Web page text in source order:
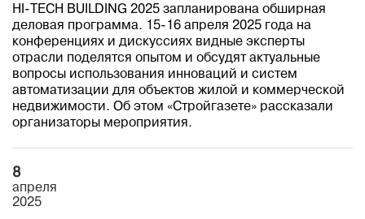
HI-TECH BUILDING 2025 запланирована обширная
деловая программа. 15-16 апреля 2025 года на
конференциях и дискуссиях видные эксперты
отрасли поделятся опытом и обсудят актуальные
вопросы использования инноваций и систем
автоматизации для объектов жилой и коммерческой
недвижимости. Об этом «Стройгазете» рассказали
организаторы мероприятия.
8
апреля
2025